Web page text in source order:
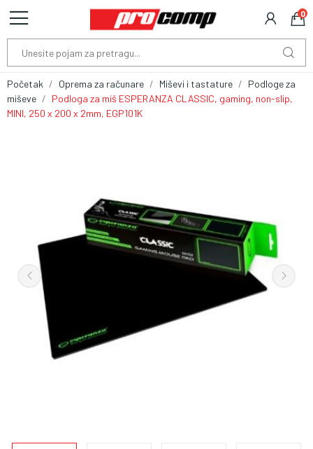
0
Početak Oprema za računare Miševi i tastature
Podloge za
miševe
Podloga za miš ESPERANZA CLASSIC, gaming, non-slip,
MINI, 250 x 200 x 2mm, EGP101K